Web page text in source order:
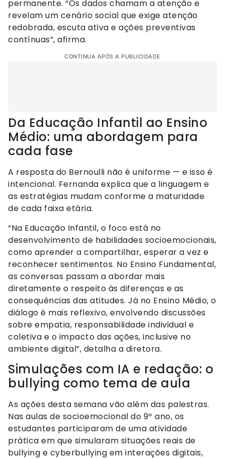
permanente. “Os dados chamam a atenção e
revelam um cenário social que exige atenção
redobrada, escuta ativa e ações preventivas
contínuas”, afirma.
CONTINUA APÓS A PUBLICIDADE
Da Educação Infantil ao Ensino
Médio: uma abordagem para
cada fase
A resposta do Bernoulli não é uniforme — e isso é
intencional. Fernanda explica que a linguagem e
as estratégias mudam conforme a maturidade
de cada faixa etária.
“Na Educação Infantil, o foco está no
desenvolvimento de habilidades socioemocionais,
como aprender a compartilhar, esperar a vez e
reconhecer sentimentos. No Ensino Fundamental,
as conversas passam a abordar mais
diretamente o respeito às diferenças e as
consequências das atitudes. Já no Ensino Médio, o
diálogo é mais reflexivo, envolvendo discussões
sobre empatia, responsabilidade individual e
coletiva e o impacto das ações, inclusive no
ambiente digital”, detalha a diretora.
Simulações com IA e redação: o
bullying como tema de aula
As ações desta semana vão além das palestras.
Nas aulas de socioemocional do 9º ano, os
estudantes participaram de uma atividade
prática em que simularam situações reais de
bullying e cyberbullying em interações digitais,